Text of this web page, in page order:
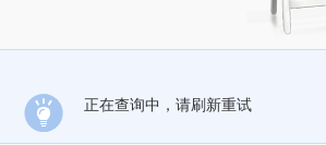
正在查询中，请刷新重试